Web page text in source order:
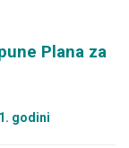
Plana za
godini